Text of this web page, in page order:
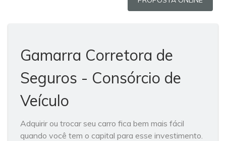
Gamarra Corretora de
Seguros - Consórcio de
Veículo
Adquirir ou trocar seu carro fica bem mais fácil
quando você tem o capital para esse investimento.